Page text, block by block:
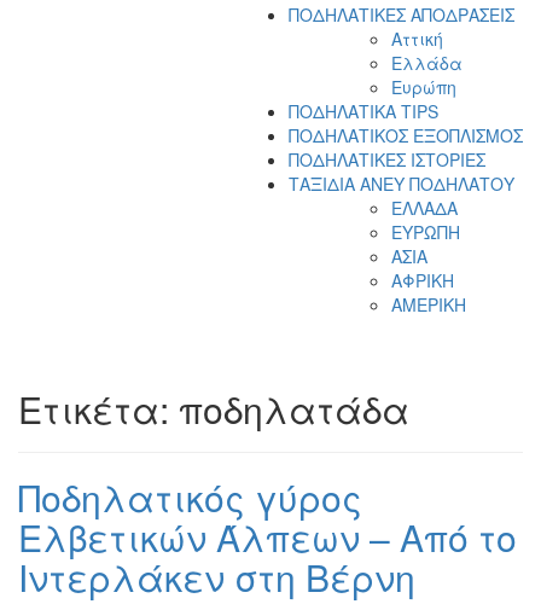
ΠΟΔΗΛΑΤΙΚΕΣ ΑΠΟΔΡΑΣΕΙΣ
Αττική
Ελλάδα
Ευρώπη
ΠΟΔΗΛΑΤΙΚΑ TIPS
ΠΟΔΗΛΑΤΙΚΟΣ ΕΞΟΠΛΙΣΜΟΣ
ΠΟΔΗΛΑΤΙΚΕΣ ΙΣΤΟΡΙΕΣ
ΤΑΞΙΔΙΑ ΑΝΕΥ ΠΟΔΗΛΑΤΟΥ
ΕΛΛΑΔΑ
ΕΥΡΩΠΗ
ΑΣΙΑ
ΑΦΡΙΚΗ
ΑΜΕΡΙΚΗ
Ετικέτα: ποδηλατάδα
Ποδηλατικός γύρος
Ελβετικών Άλπεων – Από το
Ιντερλάκεν στη Βέρνη